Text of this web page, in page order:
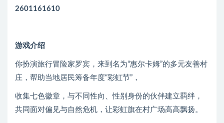
2601161610
游戏介绍
你扮演旅行冒险家罗宾，来到名为“惠尔卡姆”的多元友善村
庄，帮助当地居民筹备年度“彩虹节”，
收集七色徽章，与不同性向、性别身份的伙伴建立羁绊，
共同面对偏见与自然危机，让彩虹旗在村广场高高飘扬。